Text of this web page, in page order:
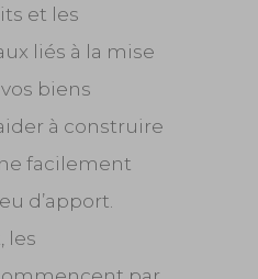
et les
liés à la mise
biens
à construire
facilement
d’apport.
les